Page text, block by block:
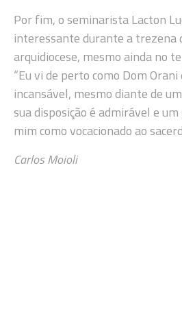
Por fim, o seminarista Lacton
interessante durante a trezena
arquidiocese, mesmo ainda no
“Eu vi de perto como Dom
incansável, mesmo diante de
sua disposição é admirável e
mim como vocacionado ao
Carlos Moioli